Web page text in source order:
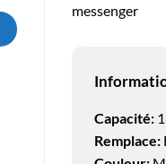
messenger
Capacité:
Remplace: